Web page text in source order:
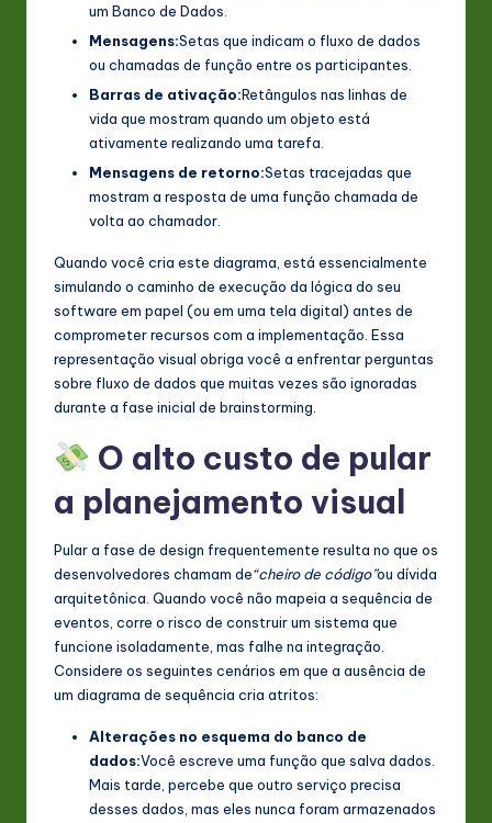
um Banco de Dados.
Mensagens:Setas que indicam o fluxo de dados
ou chamadas de função entre os participantes.
Barras de ativação:Retângulos nas linhas de
vida que mostram quando um objeto está
ativamente realizando uma tarefa.
Mensagens de retorno:Setas tracejadas que
mostram a resposta de uma função chamada de
volta ao chamador.
Quando você cria este diagrama, está essencialmente
simulando o caminho de execução da lógica do seu
software em papel (ou em uma tela digital) antes de
comprometer recursos com a implementação. Essa
representação visual obriga você a enfrentar perguntas
sobre fluxo de dados que muitas vezes são ignoradas
durante a fase inicial de brainstorming.
O alto custo de pular
a planejamento visual
Pular a fase de design frequentemente resulta no que os
desenvolvedores chamam de“cheiro de código”ou dívida
arquitetônica. Quando você não mapeia a sequência de
eventos, corre o risco de construir um sistema que
funcione isoladamente, mas falhe na integração.
Considere os seguintes cenários em que a ausência de
um diagrama de sequência cria atritos:
Alterações no esquema do banco de
dados:Você escreve uma função que salva dados.
Mais tarde, percebe que outro serviço precisa
desses dados, mas eles nunca foram armazenados